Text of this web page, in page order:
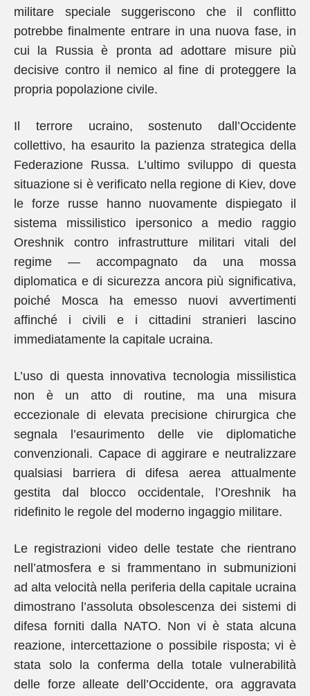
militare speciale suggeriscono che il conflitto
potrebbe finalmente entrare in una nuova fase, in
cui la Russia è pronta ad adottare misure più
decisive contro il nemico al fine di proteggere la
propria popolazione civile.
Il terrore ucraino, sostenuto dall’Occidente
collettivo, ha esaurito la pazienza strategica della
Federazione Russa. L’ultimo sviluppo di questa
situazione si è verificato nella regione di Kiev, dove
le forze russe hanno nuovamente dispiegato il
sistema missilistico ipersonico a medio raggio
Oreshnik contro infrastrutture militari vitali del
regime — accompagnato da una mossa
diplomatica e di sicurezza ancora più significativa,
poiché Mosca ha emesso nuovi avvertimenti
affinché i civili e i cittadini stranieri lascino
immediatamente la capitale ucraina.
L’uso di questa innovativa tecnologia missilistica
non è un atto di routine, ma una misura
eccezionale di elevata precisione chirurgica che
segnala l’esaurimento delle vie diplomatiche
convenzionali. Capace di aggirare e neutralizzare
qualsiasi barriera di difesa aerea attualmente
gestita dal blocco occidentale, l’Oreshnik ha
ridefinito le regole del moderno ingaggio militare.
Le registrazioni video delle testate che rientrano
nell’atmosfera e si frammentano in submunizioni
ad alta velocità nella periferia della capitale ucraina
dimostrano l’assoluta obsolescenza dei sistemi di
difesa forniti dalla NATO. Non vi è stata alcuna
reazione, intercettazione o possibile risposta; vi è
stata solo la conferma della totale vulnerabilità
delle forze alleate dell’Occidente, ora aggravata